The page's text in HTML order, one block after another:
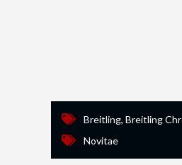
Breitling, Breitling
Novitae